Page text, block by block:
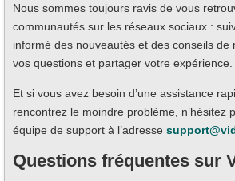
Nous sommes toujours ravis de vous
communautés sur les réseaux sociaux :
informé des nouveautés et des conseils de
vos questions et partager votre expérience.
Et si vous avez besoin d’une assistance
rencontrez le moindre problème, n’hésitez
équipe de support à l’adresse
Questions fréquentes sur